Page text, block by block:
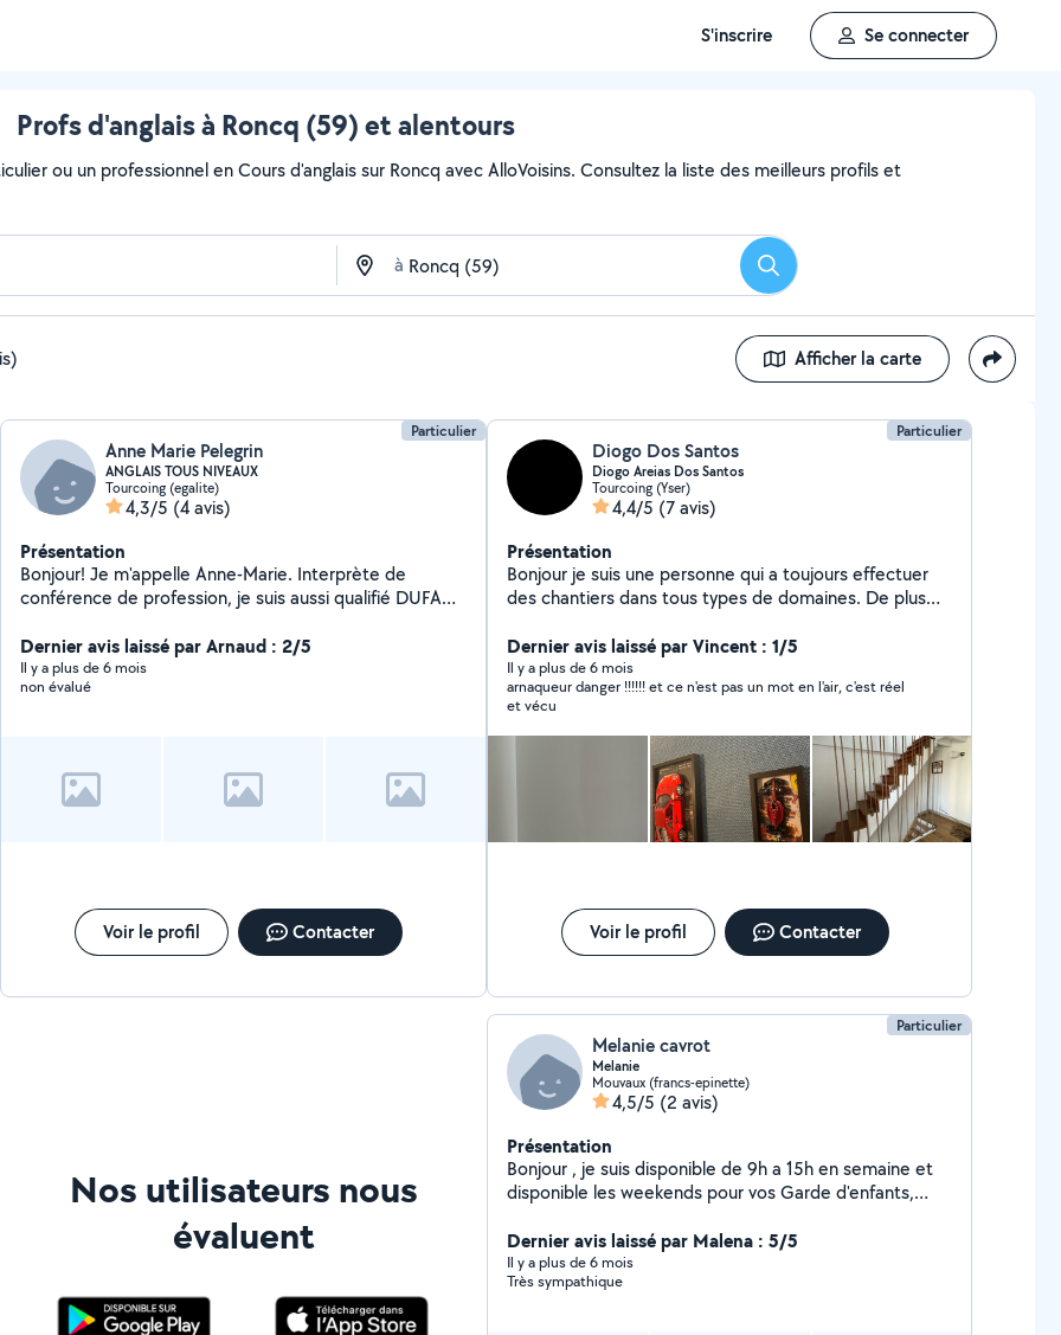
S'inscrire Se connecter
Profs d'anglais à Roncq (59) et alentours
ou un professionnel en Cours d'anglais sur Roncq avec AlloVoisins. Consultez la liste des meilleurs profils et
à Rechercher
Afficher la carte
Particulier
Anne Marie Pelegrin
ANGLAIS TOUS NIVEAUX
Tourcoing (egalite)
4,3/5 (4 avis)
Présentation
Bonjour! Je m'appelle Anne-Marie. Interprète de
conférence de profession, je suis aussi qualifié DUFA
Alors si vos enfants ou si vous avez besoin d"un petit
Dernier avis laissé par Arnaud : 2/5
Il y a plus de 6 mois
non évalué
Voir le profil Contacter
Particulier
Diogo Dos Santos
Diogo Areias Dos Santos
Tourcoing (Yser)
4,4/5 (7 avis)
Présentation
Bonjour je suis une personne qui a toujours effectuer
des chantiers dans tous types de domaines. De plus
que si votre projet n'est pas dans mon domaine de
prédilection je trouve dans mes contacts des
personnes de confiance a sous traiter afin de réalisé
votre projet parfaitement.
Dernier avis laissé par Vincent : 1/5
Il y a plus de 6 mois
arnaqueur danger !!!!!! et ce n'est pas un mot en l'air, c'est réel
et vécu
Voir le profil Contacter
Nos utilisateurs nous
évaluent
Particulier
Melanie cavrot
Melanie
Mouvaux (francs-epinette)
4,5/5 (2 avis)
Présentation
Bonjour , je suis disponible de 9h a 15h en semaine et
disponible les weekends pour vos Garde d'enfants,
Dernier avis laissé par Malena : 5/5
Il y a plus de 6 mois
Très sympathique